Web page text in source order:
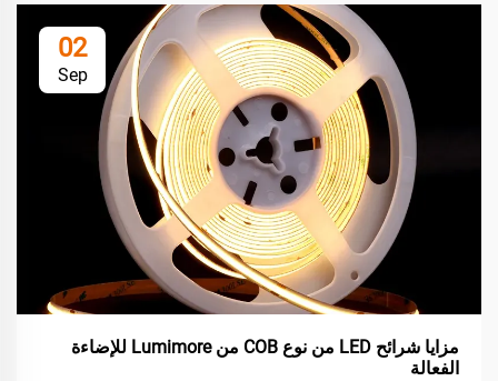
02
Sep
مزايا شرائح LED من نوع COB من Lumimore للإضاءة
الفعالة